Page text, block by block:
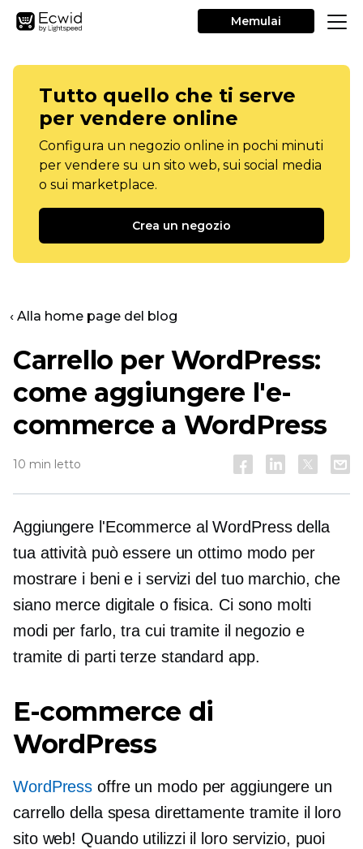
Memulai
Tutto quello che ti serve
per vendere online
Configura un negozio online in pochi minuti
per vendere su un sito web, sui social media
o sui marketplace.
Crea un negozio
‹ Alla home page del blog
Carrello per WordPress:
come aggiungere l'e-
commerce a WordPress
10 min letto
Aggiungere l'Ecommerce al WordPress della
tua attività può essere un ottimo modo per
mostrare i beni e i servizi del tuo marchio, che
siano merce digitale o fisica. Ci sono molti
modi per farlo, tra cui tramite il negozio e
tramitedi parti terze standard app.
E-commerce di
WordPress
WordPress offre un modo per aggiungere un
carrello della spesa direttamente tramite il loro
sito web! Quando utilizzi il loro servizio, puoi